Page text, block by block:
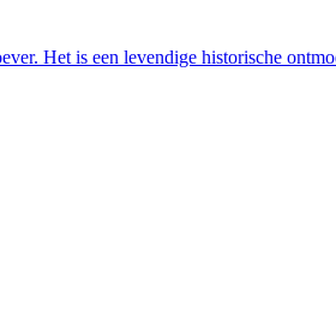
Het is een levendige historische